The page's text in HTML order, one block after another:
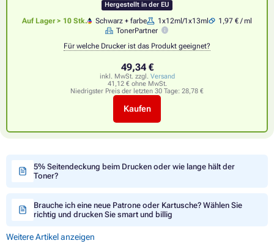
Hergestellt in der EU
Auf Lager > 10 Stk. Schwarz + farbe 1x12ml/1x13ml
1,97 € / ml
TonerPartner
Für welche Drucker ist das Produkt geeignet?
49,34 €
inkl. MwSt. zzgl. Versand
41,12 € ohne MwSt.
Niedrigster Preis der letzten 30 Tage: 28,78 €
Kaufen
5% Seitendeckung beim Drucken oder wie lange hält der
Toner?
Brauche ich eine neue Patrone oder Kartusche? Wählen Sie
richtig und drucken Sie smart und billig
Weitere Artikel anzeigen